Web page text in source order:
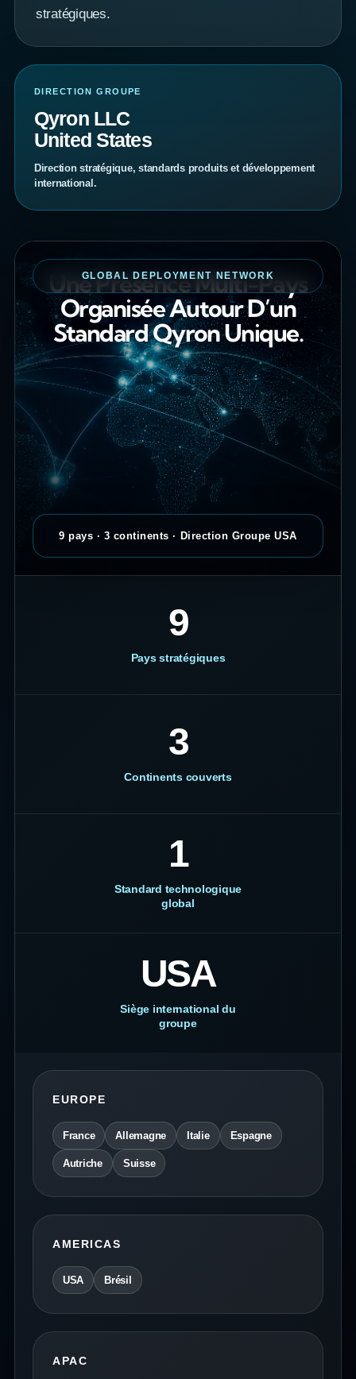
stratégiques.
DIRECTION GROUPE
Qyron LLC
United States
Direction stratégique, standards produits et développement
international.
GLOBAL DEPLOYMENT NETWORK
Une Présence Multi-Pays
Organisée Autour D’un
Standard Qyron Unique.
9 pays · 3 continents · Direction Groupe USA
9
Pays stratégiques
3
Continents couverts
1
Standard technologique
global
USA
Siège international du
groupe
EUROPE
France Allemagne Italie Espagne
Autriche Suisse
AMERICAS
USA Brésil
APAC